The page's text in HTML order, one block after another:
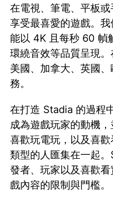
在電視、筆電、平板
享受最喜愛的遊戲。
能以 4K 且每秒 60 幀
環繞音效等品質呈現
美國、加拿大、英國
務。
在打造 Stadia 的過程
成為遊戲玩家的動機
喜歡玩電玩，以及喜
類型的人匯集在一起
發者、玩家以及喜歡
戲內容的限制與門檻。